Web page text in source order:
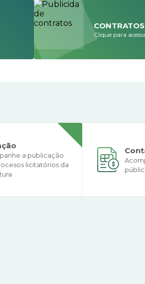
CONTRATOS
Clique para
a publicação
licitatórios da